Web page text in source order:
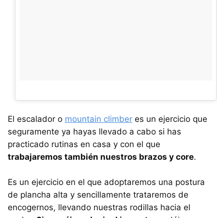
El escalador o mountain climber es un ejercicio que
seguramente ya hayas llevado a cabo si has
practicado rutinas en casa y con el que
trabajaremos también nuestros brazos y core.
Es un ejercicio en el que adoptaremos una postura
de plancha alta y sencillamente trataremos de
encogernos, llevando nuestras rodillas hacia el